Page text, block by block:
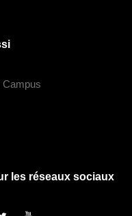
Campus
les réseaux sociaux